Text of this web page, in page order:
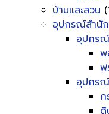
บ้านและสวน
อุปกรณ์สำนั
อุปกรณ์
พ
ฟ
อุปกรณ์
ก
ดิ